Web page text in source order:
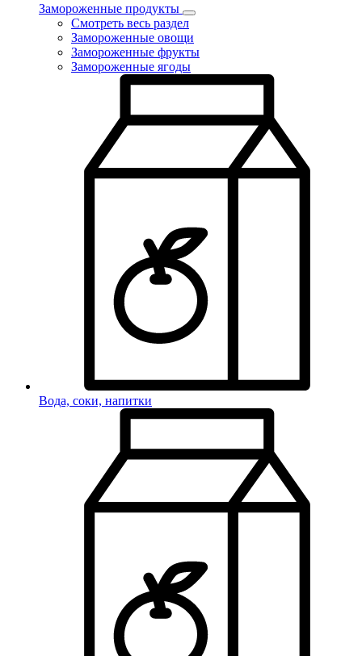
Замороженные продукты
Смотреть весь раздел
Замороженные овощи
Замороженные фрукты
Замороженные ягоды
Вода, соки, напитки